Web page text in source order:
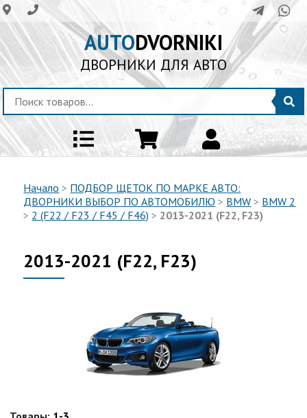
AUTODVORNIKI
ДВОРНИКИ ДЛЯ АВТО
Начало > ПОДБОР ЩЕТОК ПО МАРКЕ АВТО:
ДВОРНИКИ ВЫБОР ПО АВТОМОБИЛЮ > BMW > BMW 2
> 2 (F22 / F23 / F45 / F46) > 2013-2021 (F22, F23)
2013-2021 (F22, F23)